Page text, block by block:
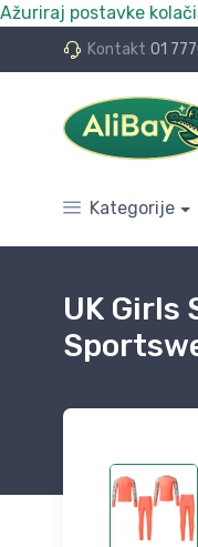
Ažuriraj postavke
Kontakt 01
24 rate bez kamata
Kategorije
UK Girls